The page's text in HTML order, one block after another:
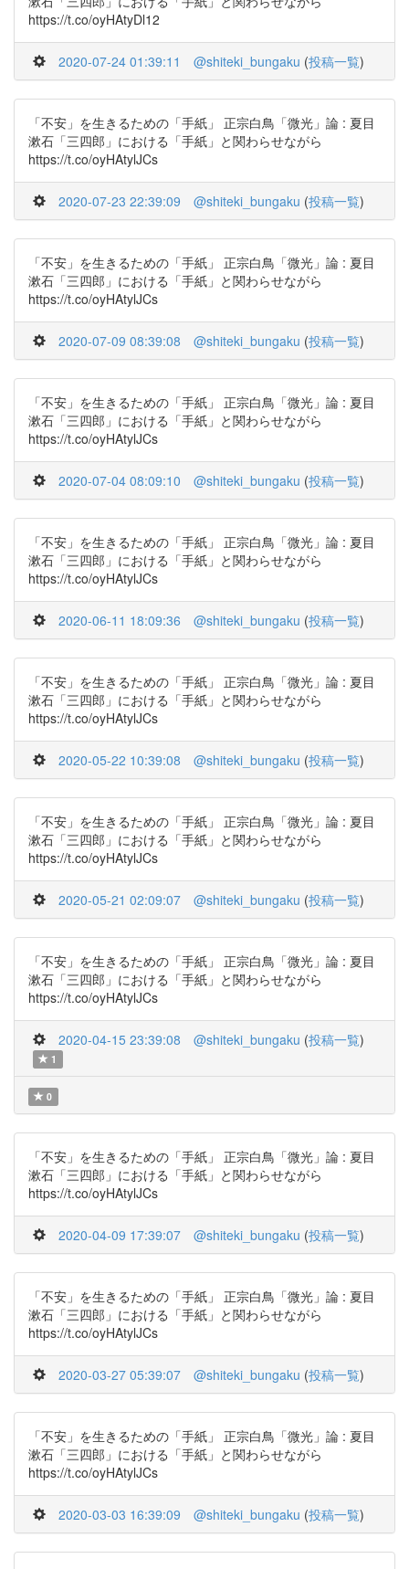
https://t.co/oyHAtyDl12
2020-07-24 01:39:11 @shiteki_bungaku (投稿一覧)
「不安」を生きるための「手紙」 正宗白鳥「微光」論 : 夏目
漱石「三四郎」における「手紙」と関わらせながら
https://t.co/oyHAtylJCs
2020-07-23 22:39:09 @shiteki_bungaku (投稿一覧)
「不安」を生きるための「手紙」 正宗白鳥「微光」論 : 夏目
漱石「三四郎」における「手紙」と関わらせながら
https://t.co/oyHAtylJCs
2020-07-09 08:39:08 @shiteki_bungaku (投稿一覧)
「不安」を生きるための「手紙」 正宗白鳥「微光」論 : 夏目
漱石「三四郎」における「手紙」と関わらせながら
https://t.co/oyHAtylJCs
2020-07-04 08:09:10 @shiteki_bungaku (投稿一覧)
「不安」を生きるための「手紙」 正宗白鳥「微光」論 : 夏目
漱石「三四郎」における「手紙」と関わらせながら
https://t.co/oyHAtylJCs
2020-06-11 18:09:36 @shiteki_bungaku (投稿一覧)
「不安」を生きるための「手紙」 正宗白鳥「微光」論 : 夏目
漱石「三四郎」における「手紙」と関わらせながら
https://t.co/oyHAtylJCs
2020-05-22 10:39:08 @shiteki_bungaku (投稿一覧)
「不安」を生きるための「手紙」 正宗白鳥「微光」論 : 夏目
漱石「三四郎」における「手紙」と関わらせながら
https://t.co/oyHAtylJCs
2020-05-21 02:09:07 @shiteki_bungaku (投稿一覧)
「不安」を生きるための「手紙」 正宗白鳥「微光」論 : 夏目
漱石「三四郎」における「手紙」と関わらせながら
https://t.co/oyHAtylJCs
2020-04-15 23:39:08 @shiteki_bungaku (投稿一覧)
1
0
「不安」を生きるための「手紙」 正宗白鳥「微光」論 : 夏目
漱石「三四郎」における「手紙」と関わらせながら
https://t.co/oyHAtylJCs
2020-04-09 17:39:07 @shiteki_bungaku (投稿一覧)
「不安」を生きるための「手紙」 正宗白鳥「微光」論 : 夏目
漱石「三四郎」における「手紙」と関わらせながら
https://t.co/oyHAtylJCs
2020-03-27 05:39:07 @shiteki_bungaku (投稿一覧)
「不安」を生きるための「手紙」 正宗白鳥「微光」論 : 夏目
漱石「三四郎」における「手紙」と関わらせながら
https://t.co/oyHAtylJCs
2020-03-03 16:39:09 @shiteki_bungaku (投稿一覧)